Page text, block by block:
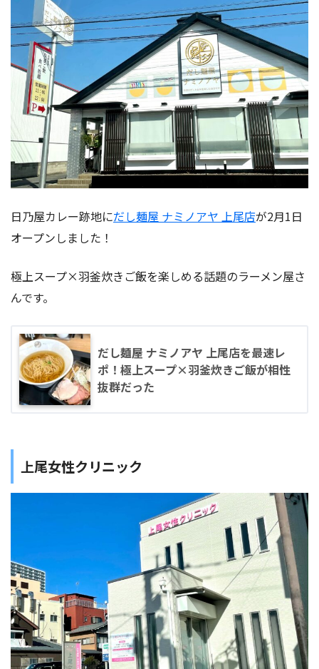
日乃屋カレー跡地にだし麺屋 ナミノアヤ 上尾店が2月1日
オープンしました！
極上スープ×羽釜炊きご飯を楽しめる話題のラーメン屋さ
んです。
だし麺屋 ナミノアヤ 上尾店を最速レ
ポ！極上スープ×羽釜炊きご飯が相性
抜群だった
上尾女性クリニック